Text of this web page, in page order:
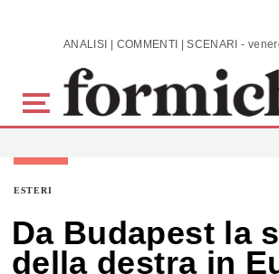
Skip to main content ANALISI |
ESTERI
Da Budapest la
della destra in